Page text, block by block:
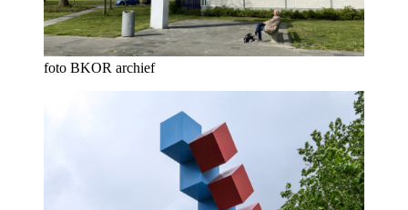
foto BKOR archief